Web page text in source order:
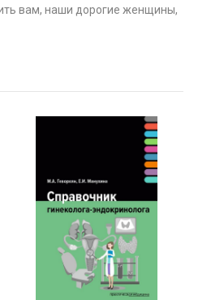
вам, наши дорогие женщины,